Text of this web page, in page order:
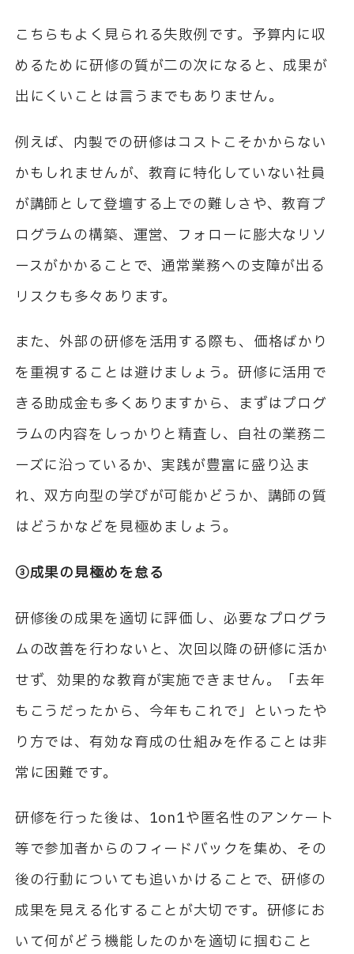
こちらもよく見られる失敗例です。予算内に収
めるために研修の質が二の次になると、成果が
出にくいことは言うまでもありません。
例えば、内製での研修はコストこそかからない
かもしれませんが、教育に特化していない社員
が講師として登壇する上での難しさや、教育プ
ログラムの構築、運営、フォローに膨大なリソ
ースがかかることで、通常業務への支障が出る
リスクも多々あります。
また、外部の研修を活用する際も、価格ばかり
を重視することは避けましょう。研修に活用で
きる助成金も多くありますから、まずはプログ
ラムの内容をしっかりと精査し、自社の業務ニ
ーズに沿っているか、実践が豊富に盛り込ま
れ、双方向型の学びが可能かどうか、講師の質
はどうかなどを見極めましょう。
③成果の見極めを怠る
研修後の成果を適切に評価し、必要なプログラ
ムの改善を行わないと、次回以降の研修に活か
せず、効果的な教育が実施できません。「去年
もこうだったから、今年もこれで」といったや
り方では、有効な育成の仕組みを作ることは非
常に困難です。
研修を行った後は、1on1や匿名性のアンケート
等で参加者からのフィードバックを集め、その
後の行動についても追いかけることで、研修の
成果を見える化することが大切です。研修にお
いて何がどう機能したのかを適切に掴むこと